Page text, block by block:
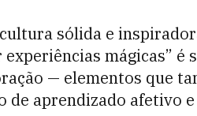
sólida e
mágicas” é
— elementos que
de aprendizado afetivo